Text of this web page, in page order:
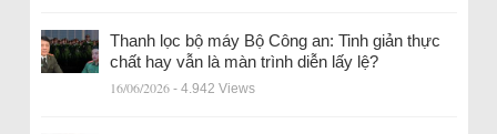
Thanh lọc bộ máy Bộ Công an: Tinh giản thực
chất hay vẫn là màn trình diễn lấy lệ?
16/06/2026 - 4.942 Views